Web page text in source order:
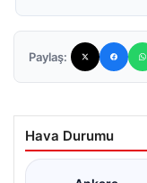
Paylaş:
Hava Durumu